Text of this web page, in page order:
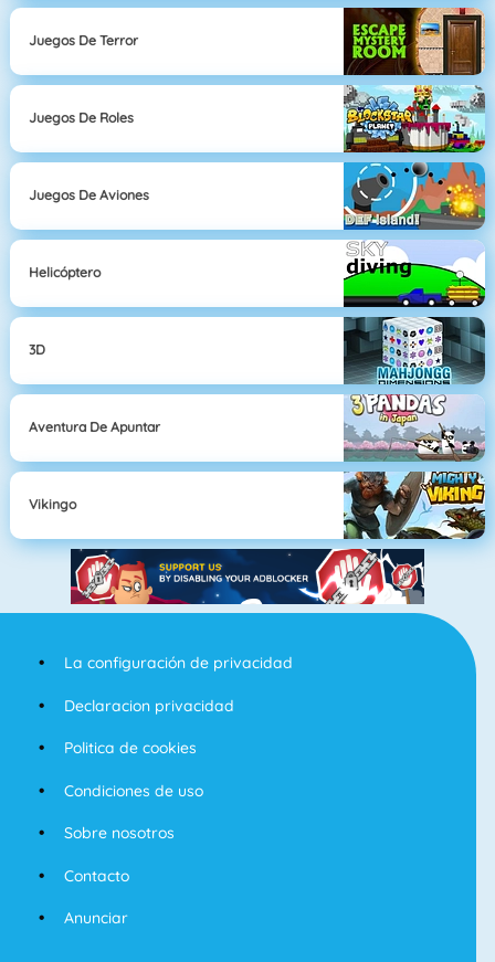
Juegos De Terror
Juegos De Roles
Juegos De Aviones
Helicóptero
3D
Aventura De Apuntar
Vikingo
La configuración de privacidad
Declaracion privacidad
Politica de cookies
Condiciones de uso
Sobre nosotros
Contacto
Anunciar